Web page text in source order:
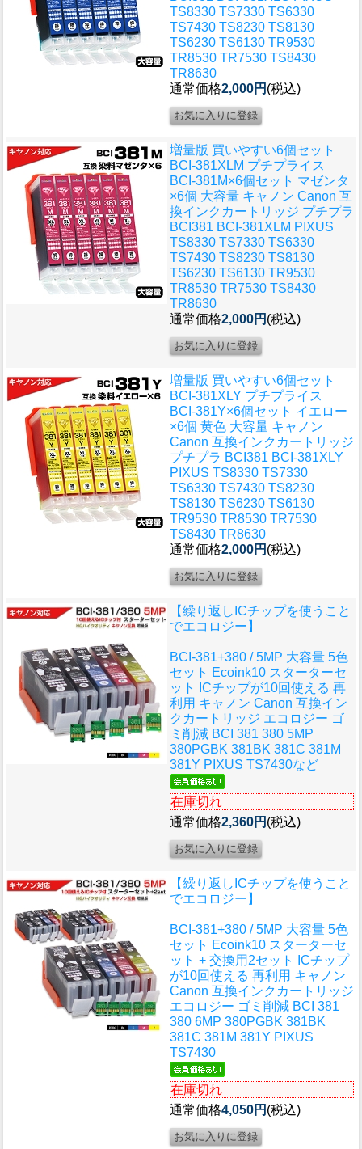
TS8330 TS7330 TS6330
TS7430 TS8230 TS8130
TS6230 TS6130 TR9530
TR8530 TR7530 TS8430
TR8630
通常価格2,000円 (税込)
増量版 買いやすい6個セット
BCI-381XLM プチプライス
BCI-381M×6個セット マゼンタ
×6個 大容量 キャノン Canon 互
換インクカートリッジ プチプラ
BCI381 BCI-381XLM PIXUS
TS8330 TS7330 TS6330
TS7430 TS8230 TS8130
TS6230 TS6130 TR9530
TR8530 TR7530 TS8430
TR8630
通常価格2,000円 (税込)
増量版 買いやすい6個セット
BCI-381XLY プチプライス
BCI-381Y×6個セット イエロー
×6個 黄色 大容量 キャノン
Canon 互換インクカートリッジ
プチプラ BCI381 BCI-381XLY
PIXUS TS8330 TS7330
TS6330 TS7430 TS8230
TS8130 TS6230 TS6130
TR9530 TR8530 TR7530
TS8430 TR8630
通常価格2,000円 (税込)
【繰り返しICチップを使うこと
でエコロジー】
BCI-381+380 / 5MP 大容量 5色
セット Ecoink10 スターターセ
ット ICチップが10回使える 再
利用 キャノン Canon 互換イン
クカートリッジ エコロジー ゴ
ミ削減 BCI 381 380 5MP
380PGBK 381BK 381C 381M
381Y PIXUS TS7430など
在庫切れ
通常価格2,360円 (税込)
【繰り返しICチップを使うこと
でエコロジー】
BCI-381+380 / 5MP 大容量 5色
セット Ecoink10 スターターセ
ット + 交換用2セット ICチップ
が10回使える 再利用 キャノン
Canon 互換インクカートリッジ
エコロジー ゴミ削減 BCI 381
380 6MP 380PGBK 381BK
381C 381M 381Y PIXUS
TS7430
在庫切れ
通常価格4,050円 (税込)